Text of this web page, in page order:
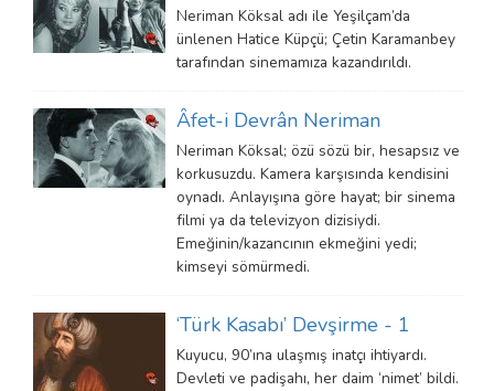
Neriman Köksal adı ile Yeşilçam’da
ünlenen Hatice Küpçü; Çetin Karamanbey
tarafından sinemamıza kazandırıldı.
Âfet-i Devrân Neriman
Neriman Köksal; özü sözü bir, hesapsız ve
korkusuzdu. Kamera karşısında kendisini
oynadı. Anlayışına göre hayat; bir sinema
filmi ya da televizyon dizisiydi.
Emeğinin/kazancının ekmeğini yedi;
kimseyi sömürmedi.
‘Türk Kasabı’ Devşirme - 1
Kuyucu, 90’ına ulaşmış inatçı ihtiyardı.
Devleti ve padişahı, her daim ‘nimet’ bildi.